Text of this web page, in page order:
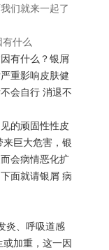
们就来一起了
有什么？银屑
重影响皮肤健
会自行 消退不
的顽固性性皮
来巨大危害，银
会病情恶化扩
面就请银屑 病
炎、呼吸道感
加重，这一因